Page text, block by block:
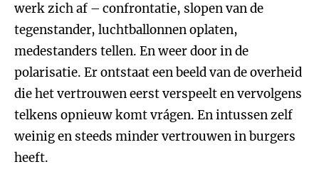
werk zich af – confrontatie, slopen van de
tegenstander, luchtballonnen oplaten,
medestanders tellen. En weer door in de
polarisatie. Er ontstaat een beeld van de overheid
die het vertrouwen eerst verspeelt en vervolgens
telkens opnieuw komt vrágen. En intussen zelf
weinig en steeds minder vertrouwen in burgers
heeft.